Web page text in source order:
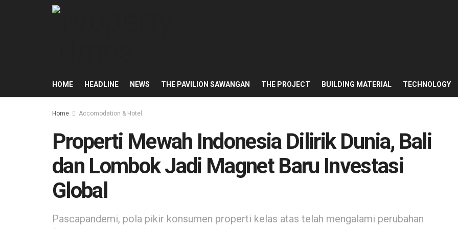
HOME HEADLINE NEWS THE PAVILION SAWANGAN THE PROJECT BUILDING MATERIAL TECHNOLOGY
Home Accomodation & Hotel
Properti Mewah Indonesia Dilirik Dunia, Bali
dan Lombok Jadi Magnet Baru Investasi
Global
Pascapandemi, pola pikir konsumen properti kelas atas telah mengalami perubahan